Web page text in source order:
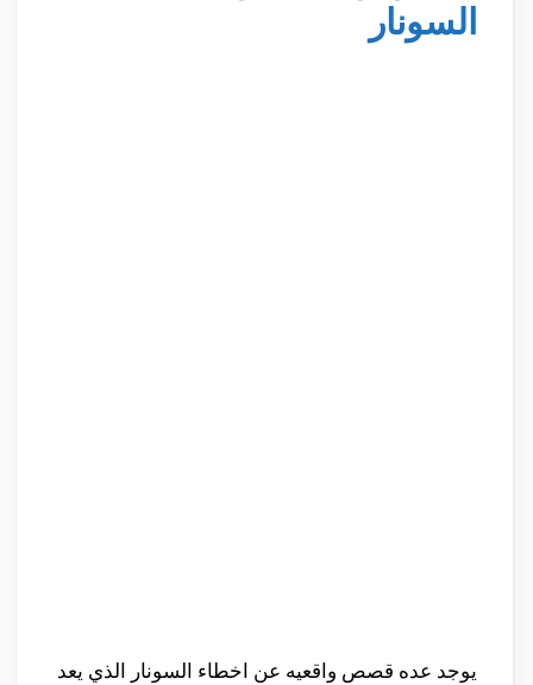
السونار
يوجد عده قصص واقعيه عن اخطاء السونار الذي يعد